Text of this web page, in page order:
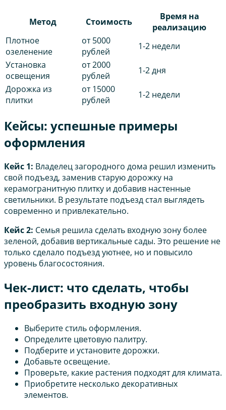
Метод Стоимость
Время на
реализацию
Плотное
озеленение
от 5000
рублей
1-2 недели
Установка
освещения
от 2000
рублей
1-2 дня
Дорожка из
плитки
от 15000
рублей
1-2 недели
Кейсы: успешные примеры
оформления
Кейс 1: Владелец загородного дома решил изменить
свой подъезд, заменив старую дорожку на
керамогранитную плитку и добавив настенные
светильники. В результате подъезд стал выглядеть
современно и привлекательно.
Кейс 2: Семья решила сделать входную зону более
зеленой, добавив вертикальные сады. Это решение не
только сделало подъезд уютнее, но и повысило
уровень благосостояния.
Чек-лист: что сделать, чтобы
преобразить входную зону
Выберите стиль оформления.
Определите цветовую палитру.
Подберите и установите дорожки.
Добавьте освещение.
Проверьте, какие растения подходят для климата.
Приобретите несколько декоративных
элементов.